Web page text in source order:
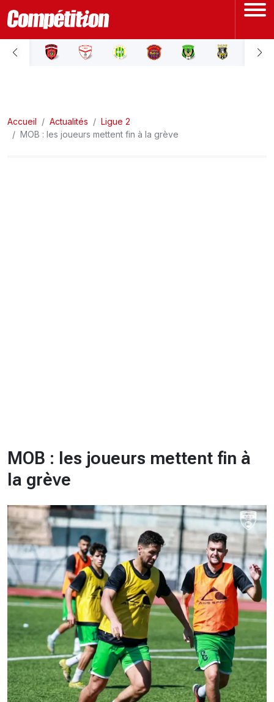
ACCUEIL
LIGUE 2
Accueil Actualités
Ligue 2
MOB : les joueurs mettent fin à la grève
MOB : les joueurs mettent fin à
la grève